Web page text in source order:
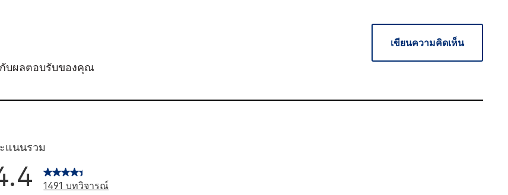
บผลตอบรับของคุณ
เขียนความคิดเห็น